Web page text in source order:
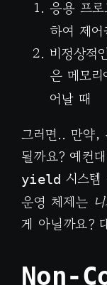
응용 프로
하여 제
비정상적
은 메모
어날 때
그러면.. 만약,
될까요? 예컨
yield 시스
운영 체제는
게 아닐까요?
Non-